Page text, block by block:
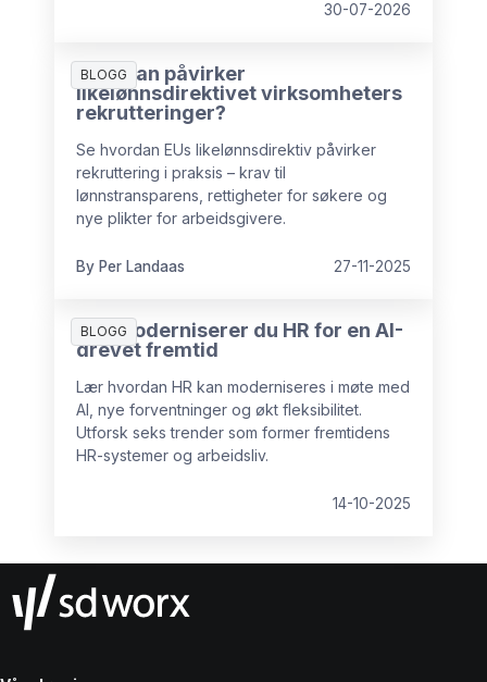
30-07-2026
BLOGG
Hvordan påvirker
likelønnsdirektivet virksomheters
rekrutteringer?
Se hvordan EUs likelønnsdirektiv påvirker
rekruttering i praksis – krav til
lønnstransparens, rettigheter for søkere og
nye plikter for arbeidsgivere.
By Per Landaas 27-11-2025
BLOGG
Slik moderniserer du HR for en AI-
drevet fremtid
Lær hvordan HR kan moderniseres i møte med
AI, nye forventninger og økt fleksibilitet.
Utforsk seks trender som former fremtidens
HR-systemer og arbeidsliv.
14-10-2025